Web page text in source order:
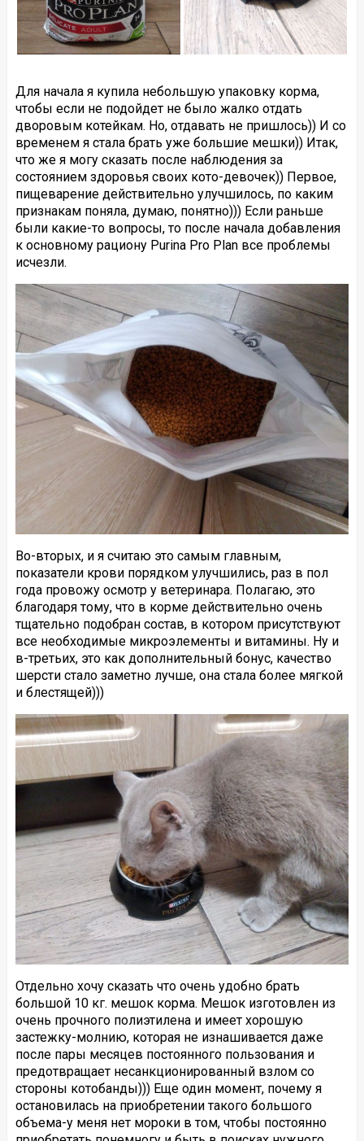
Для начала я купила небольшую упаковку корма,
чтобы если не подойдет не было жалко отдать
дворовым котейкам. Но, отдавать не пришлось)) И со
временем я стала брать уже большие мешки)) Итак,
что же я могу сказать после наблюдения за
состоянием здоровья своих кото-девочек)) Первое,
пищеварение действительно улучшилось, по каким
признакам поняла, думаю, понятно))) Если раньше
были какие-то вопросы, то после начала добавления
к основному рациону Purina Pro Plan все проблемы
исчезли.
Во-вторых, и я считаю это самым главным,
показатели крови порядком улучшились, раз в пол
года провожу осмотр у ветеринара. Полагаю, это
благодаря тому, что в корме действительно очень
тщательно подобран состав, в котором присутствуют
все необходимые микроэлементы и витамины. Ну и
в-третьих, это как дополнительный бонус, качество
шерсти стало заметно лучше, она стала более мягкой
и блестящей)))
Отдельно хочу сказать что очень удобно брать
большой 10 кг. мешок корма. Мешок изготовлен из
очень прочного полиэтилена и имеет хорошую
застежку-молнию, которая не изнашивается даже
после пары месяцев постоянного пользования и
предотвращает несанкционированный взлом со
стороны котобанды))) Еще один момент, почему я
остановилась на приобретении такого большого
объема-у меня нет мороки в том, чтобы постоянно